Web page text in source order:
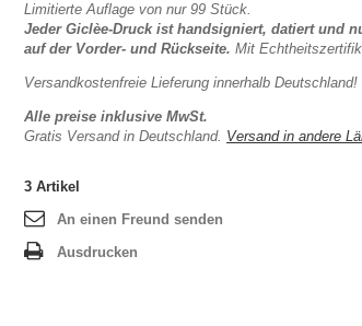
Limitierte Auflage von nur 99 Stück.
Jeder Giclèe-Druck ist handsigniert, datiert und
auf der Vorder- und Rückseite. Mit
Versandkostenfreie Lieferung innerhalb Deutschland!
Alle preise inklusive MwSt.
Gratis Versand in Deutschland. Versand in andere
3 Artikel
An einen Freund senden
Ausdrucken